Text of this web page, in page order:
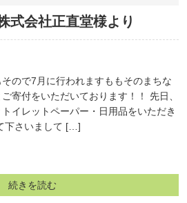
式会社正直堂様より
ので7月に行われますももそのまちな
寄付をいただいております！！ 先日、
トイレットペーパー・日用品をいただき
下さいまして […]
続きを読む